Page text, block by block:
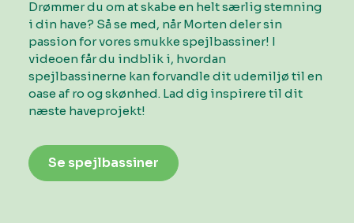
Drømmer du om at skabe en helt særlig stemning
i din have? Så se med, når Morten deler sin
passion for vores smukke spejlbassiner! I
videoen får du indblik i, hvordan
spejlbassinerne kan forvandle dit udemiljø til en
oase af ro og skønhed. Lad dig inspirere til dit
næste haveprojekt!
Se spejlbassiner